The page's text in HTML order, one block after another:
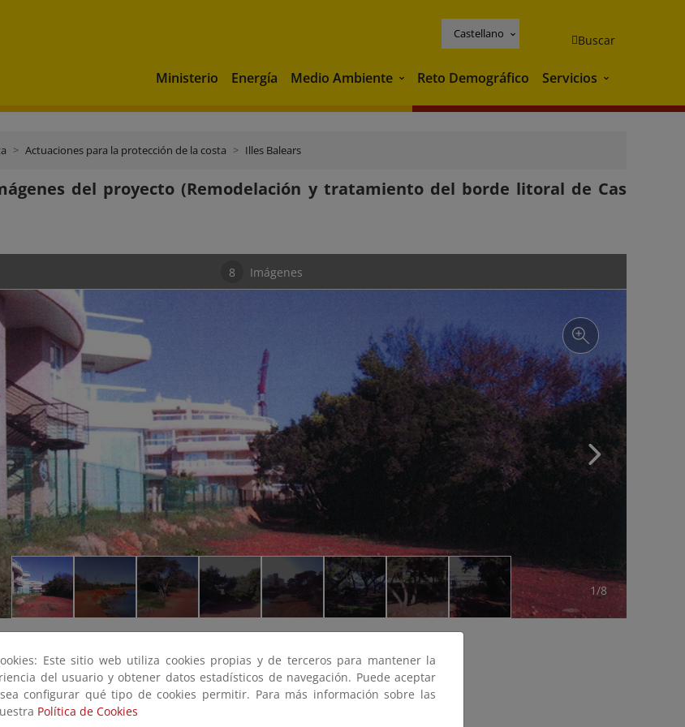
Castellano Buscar
Ministerio Energía Medio Ambiente Medio Ambiente
Reto Demográfico Servicios Servicios
Actuaciones para la protección de la costa Illes Balears
del proyecto (Remodelación y tratamiento del borde litoral de Cas
8 Imágenes
1/8
Este sitio web utiliza cookies propias y de terceros para mantener la
del usuario y obtener datos estadísticos de navegación. Puede aceptar
configurar qué tipo de cookies permitir. Para más información sobre las
Política de Cookies